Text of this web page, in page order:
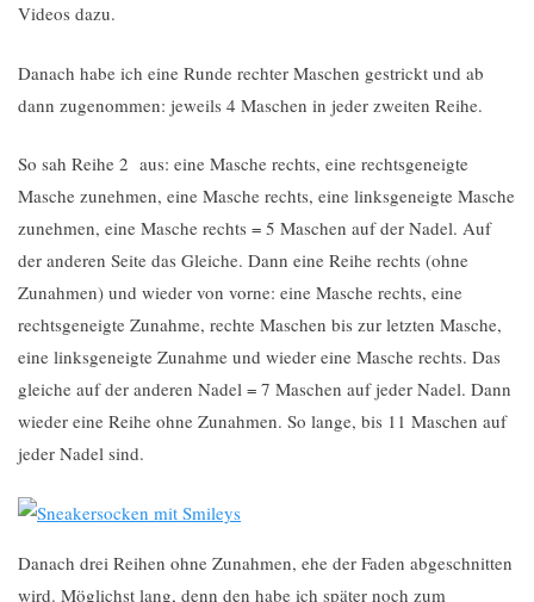
Videos dazu.
Danach habe ich eine Runde rechter Maschen gestrickt und ab
dann zugenommen: jeweils 4 Maschen in jeder zweiten Reihe.
So sah Reihe 2 aus: eine Masche rechts, eine rechtsgeneigte
Masche zunehmen, eine Masche rechts, eine linksgeneigte Masche
zunehmen, eine Masche rechts = 5 Maschen auf der Nadel. Auf
der anderen Seite das Gleiche. Dann eine Reihe rechts (ohne
Zunahmen) und wieder von vorne: eine Masche rechts, eine
rechtsgeneigte Zunahme, rechte Maschen bis zur letzten Masche,
eine linksgeneigte Zunahme und wieder eine Masche rechts. Das
gleiche auf der anderen Nadel = 7 Maschen auf jeder Nadel. Dann
wieder eine Reihe ohne Zunahmen. So lange, bis 11 Maschen auf
jeder Nadel sind.
Danach drei Reihen ohne Zunahmen, ehe der Faden abgeschnitten
wird. Möglichst lang, denn den habe ich später noch zum